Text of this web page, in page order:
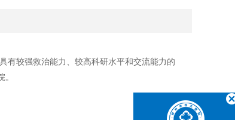
较强救治能力、较高科研水平和交流能力的